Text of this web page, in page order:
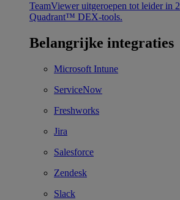
TeamViewer uitgeroepen tot leider in
Quadrant™ DEX-tools.
Belangrijke integraties
Microsoft Intune
ServiceNow
Freshworks
Jira
Salesforce
Zendesk
Slack